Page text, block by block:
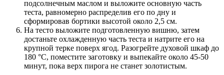
подсолнечным маслом и выложите основную часть
теста, равномерно распределив его по дну и
сформировав бортики высотой около 2,5 см.
На тесто выложите подготовленную вишню, затем
достаньте охлажденную часть теста и натрите его на
крупной терке поверх ягод. Разогрейте духовой шкаф до
180 °C, поместите заготовку и выпекайте около 45-50
минут, пока верх пирога не станет золотистым.